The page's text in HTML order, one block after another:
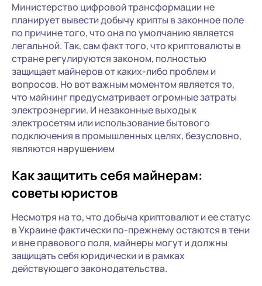
Министерство цифровой трансформации не
планирует вывести добычу крипты в законное поле
по причине того, что она по умолчанию является
легальной. Так, сам факт того, что криптовалюты в
стране регулируются законом, полностью
защищает майнеров от каких-либо проблем и
вопросов. Но вот важным моментом является то,
что майнинг предусматривает огромные затраты
электроэнергии. И незаконные выходы к
электросетям или использование бытового
подключения в промышленных целях, безусловно,
являются нарушением
Как защитить себя майнерам:
советы юристов
Несмотря на то, что добыча криптовалют и ее статус
в Украине фактически по-прежнему остаются в тени
и вне правового поля, майнеры могут и должны
защищать себя юридически и в рамках
действующего законодательства.